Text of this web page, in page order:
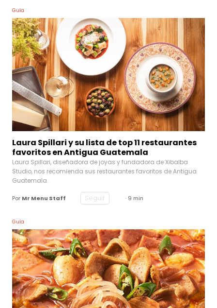
Guía
Laura Spillari y su lista de top 11 restaurantes
favoritos en Antigua Guatemala
Laura Spillari, diseñadora de joyas y fundadora de Xibalba
Studio, nos recomienda sus restaurantes favoritos de Antigua
Guatemala.
Por Mr Menu Staff Seguir · 9 min
Guía